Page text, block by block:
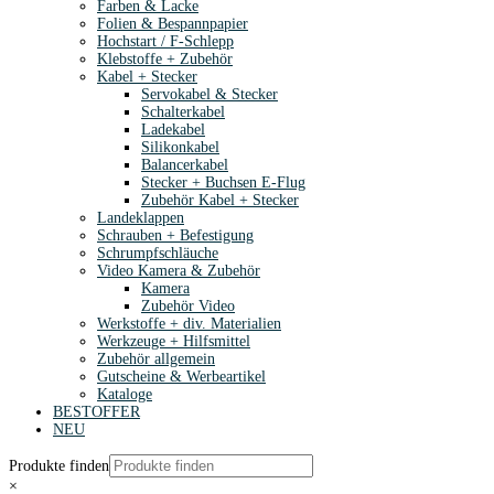
Farben & Lacke
Folien & Bespannpapier
Hochstart / F-Schlepp
Klebstoffe + Zubehör
Kabel + Stecker
Servokabel & Stecker
Schalterkabel
Ladekabel
Silikonkabel
Balancerkabel
Stecker + Buchsen E-Flug
Zubehör Kabel + Stecker
Landeklappen
Schrauben + Befestigung
Schrumpfschläuche
Video Kamera & Zubehör
Kamera
Zubehör Video
Werkstoffe + div. Materialien
Werkzeuge + Hilfsmittel
Zubehör allgemein
Gutscheine & Werbeartikel
Kataloge
BESTOFFER
NEU
Produkte finden
×